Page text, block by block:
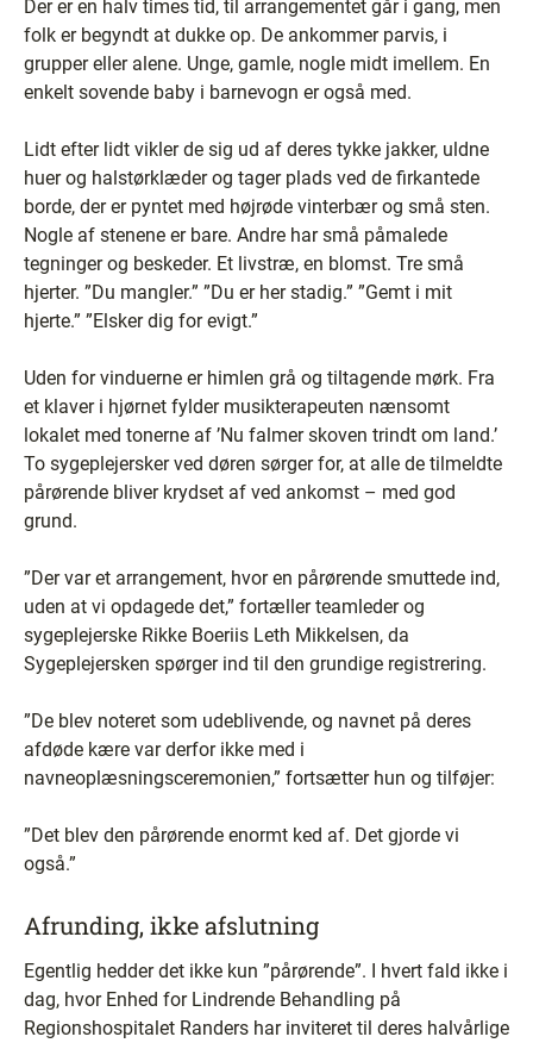
Der er en halv times tid, til arrangementet går i gang, men
folk er begyndt at dukke op. De ankommer parvis, i
grupper eller alene. Unge, gamle, nogle midt imellem. En
enkelt sovende baby i barnevogn er også med.
Lidt efter lidt vikler de sig ud af deres tykke jakker, uldne
huer og halstørklæder og tager plads ved de firkantede
borde, der er pyntet med højrøde vinterbær og små sten.
Nogle af stenene er bare. Andre har små påmalede
tegninger og beskeder. Et livstræ, en blomst. Tre små
hjerter. ”Du mangler.” ”Du er her stadig.” ”Gemt i mit
hjerte.” ”Elsker dig for evigt.”
Uden for vinduerne er himlen grå og tiltagende mørk. Fra
et klaver i hjørnet fylder musikterapeuten nænsomt
lokalet med tonerne af ’Nu falmer skoven trindt om land.’
To sygeplejersker ved døren sørger for, at alle de tilmeldte
pårørende bliver krydset af ved ankomst – med god
grund.
”Der var et arrangement, hvor en pårørende smuttede ind,
uden at vi opdagede det,” fortæller teamleder og
sygeplejerske Rikke Boeriis Leth Mikkelsen, da
Sygeplejersken spørger ind til den grundige registrering.
”De blev noteret som udeblivende, og navnet på deres
afdøde kære var derfor ikke med i
navneoplæsningsceremonien,” fortsætter hun og tilføjer:
”Det blev den pårørende enormt ked af. Det gjorde vi
også.”
Afrunding, ikke afslutning
Egentlig hedder det ikke kun ”pårørende”. I hvert fald ikke i
dag, hvor Enhed for Lindrende Behandling på
Regionshospitalet Randers har inviteret til deres halvårlige